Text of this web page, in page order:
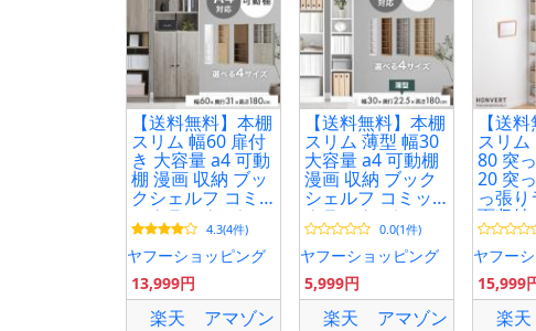
【送料無料】本棚
スリム 幅60 扉付
き 大容量 a4 可動
棚 漫画 収納 ブッ
クシェルフ コミ
ックラック ディ
スプレイラック
シェルフ 高さ180
オープンラック
収納棚
4.3(4件)
ヤフーショッピング
13,999円
楽天 アマゾン
【送料無料】本棚
スリム 薄型 幅30
大容量 a4 可動棚
漫画 収納 ブック
シェルフ コミッ
クラック ディス
プレイラック シ
ェルフ オープン
ラック 高さ180
0.0(1件)
ヤフーショッピング
5,999円
楽天 アマゾン
【送
スリム
80 突
20 突
っ張
面収納
突っ張
ック
ウォー
賃貸
ヤフー
15,999
楽天